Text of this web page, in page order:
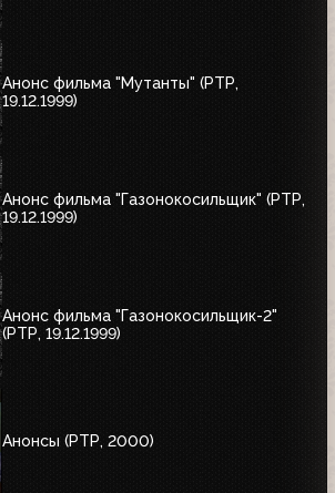
Анонс фильма "Мутанты" (РТР,
19.12.1999)
Анонс фильма "Газонокосильщик" (РТР,
19.12.1999)
Анонс фильма "Газонокосильщик-2"
(РТР, 19.12.1999)
Анонсы (РТР, 2000)